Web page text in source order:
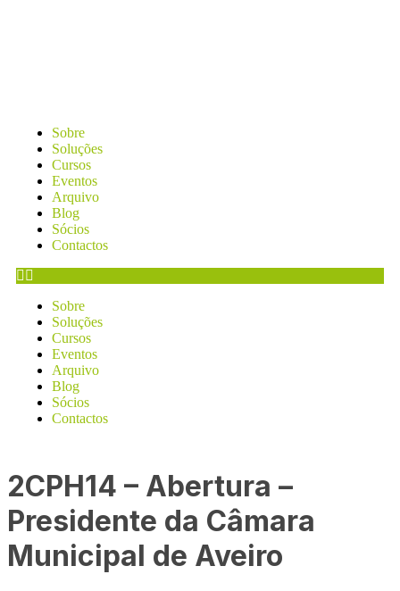
Sobre
Soluções
Cursos
Eventos
Arquivo
Blog
Sócios
Contactos
Sobre
Soluções
Cursos
Eventos
Arquivo
Blog
Sócios
Contactos
2CPH14 – Abertura –
Presidente da Câmara
Municipal de Aveiro